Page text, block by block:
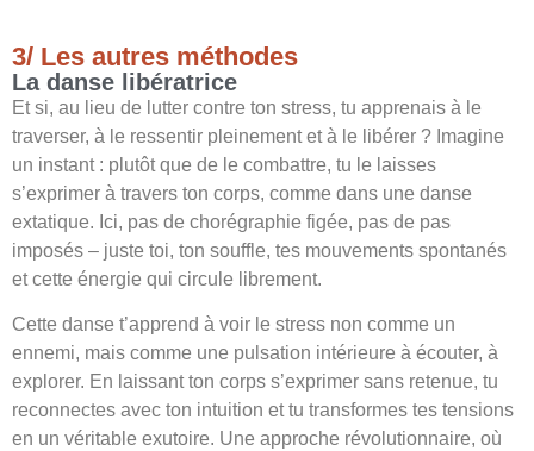
3/ Les autres méthodes
La danse libératrice
Et si, au lieu de lutter contre ton stress, tu apprenais à le
traverser, à le ressentir pleinement et à le libérer ? Imagine
un instant : plutôt que de le combattre, tu le laisses
s’exprimer à travers ton corps, comme dans une danse
extatique. Ici, pas de chorégraphie figée, pas de pas
imposés – juste toi, ton souffle, tes mouvements spontanés
et cette énergie qui circule librement.
Cette danse t’apprend à voir le stress non comme un
ennemi, mais comme une pulsation intérieure à écouter, à
explorer. En laissant ton corps s’exprimer sans retenue, tu
reconnectes avec ton intuition et tu transformes tes tensions
en un véritable exutoire. Une approche révolutionnaire, où